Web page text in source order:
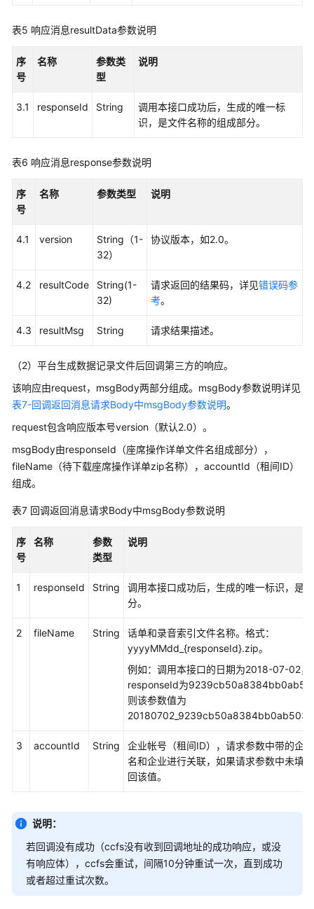
索
座
作
座
能
更
单
索
引
下
载
技
单
放
音
件
表5 响应消息resultData参数说明
序
号
名称
参数类
型
说明
3.1 responseId String
调用本接口成功后，生成的唯一标
识，是文件名称的组成部分。
表6 响应消息response参数说明
序
号
名称 参数类型 说明
4.1 version
String（1-
32）
协议版本，如2.0。
4.2 resultCode
String(1-
32)
请求返回的结果码，详见错误码参
考。
4.3 resultMsg String 请求结果描述。
（2）平台生成数据记录文件后回调第三方的响应。
该响应由request，msgBody两部分组成。msgBody参数说明详见
表7-回调返回消息请求Body中msgBody参数说明。
request包含响应版本号version（默认2.0）。
msgBody由responseId（座席操作详单文件名组成部分），
fileName（待下载座席操作详单zip名称），accountId（租间ID）
组成。
表7 回调返回消息请求Body中msgBody参数说明
序
号
名称
参数
类型
说明
1 responseId String
调用本接口成功后，生成的唯一标识，是
分。
2 fileName String
话单和录音索引文件名称。格式：
yyyyMMdd_{responseId}.zip。
例如：调用本接口的日期为2018-07-02，
responseId为
则该参数值为
3 accountId String
企业帐号（租间ID），请求参数中带的企
名和企业进行关联，如果请求参数中未填
回该值。
说明：
若回调没有成功（ccfs没有收到回调地址的成功响应，或没
有响应体），ccfs会重试，间隔10分钟重试一次，直到成功
或者超过重试次数。